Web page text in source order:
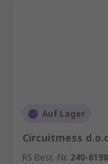
Auf Lager
Circuitmess
RS Best.-Nr. 240-6198